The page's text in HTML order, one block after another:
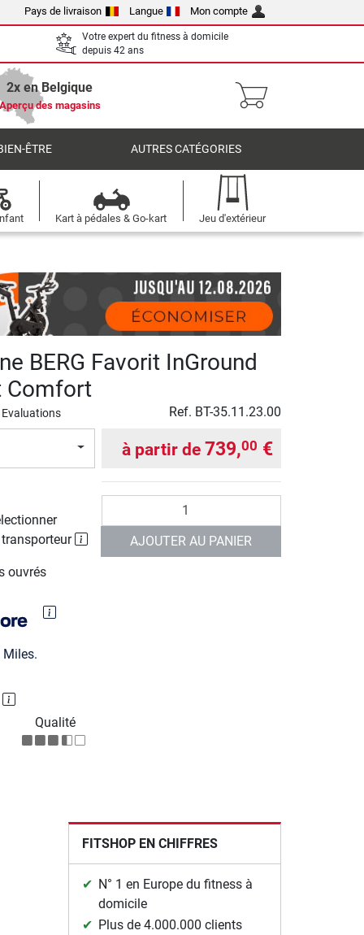
Pays de livraison Langue Mon compte
Votre expert du fitness à domicile
depuis 42 ans
2x en Belgique
Aperçu des magasins
ÊTRE AUTRES CATÉGORIES
Kart à pédales & Go-kart Jeu d'extérieur
BERG Favorit InGround
Comfort
Evaluations Ref. BT-35.11.23.00
ouvrés
Miles.
à partir de 739,00 €
AJOUTER AU PANIER
Qualité
FITSHOP EN CHIFFRES
N° 1 en Europe du fitness à
domicile
Plus de 4.000.000 clients